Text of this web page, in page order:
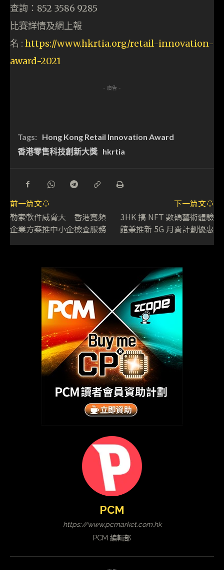
查詢：852 3586 9285
比賽詳情及網上報
名 : https://www.hkrtia.org/retail-innovation-
award-2021
- 廣告 -
Tags:
Hong Kong Retail Innovation Award
香港零售科技創新大獎 hkrtia
前一篇文章
勒索軟件威脅大 香港寬頻
企業方案推中小企檢查服務
下一篇文章
3HK 搞 NFT 數碼藝術體驗
館兼推新 5G 月費計劃優惠
PCM
https://www.pcmarket.com.hk
PCM 編輯部